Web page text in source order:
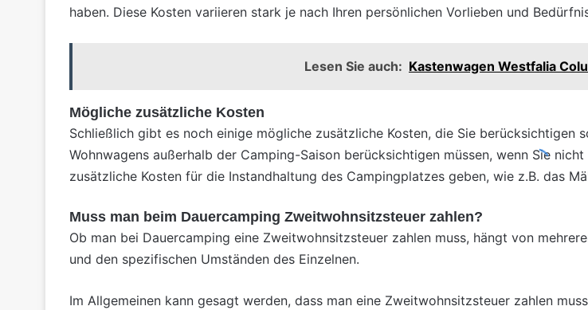
haben. Diese Kosten variieren stark je nach Ihren persönlichen Vorlieben und
Lesen Sie auch: Kastenwagen Westfalia
Mögliche zusätzliche Kosten
Schließlich gibt es noch einige mögliche zusätzliche Kosten, die Sie berücksichtigen
Wohnwagens außerhalb der Camping-Saison berücksichtigen müssen, wenn Sie
zusätzliche Kosten für die Instandhaltung des Campingplatzes geben, wie z.B. das
Muss man beim Dauercamping Zweitwohnsitzsteuer zahlen?
Ob man bei Dauercamping eine Zweitwohnsitzsteuer zahlen muss, hängt von
und den spezifischen Umständen des Einzelnen.
Im Allgemeinen kann gesagt werden, dass man eine Zweitwohnsitzsteuer zahlen